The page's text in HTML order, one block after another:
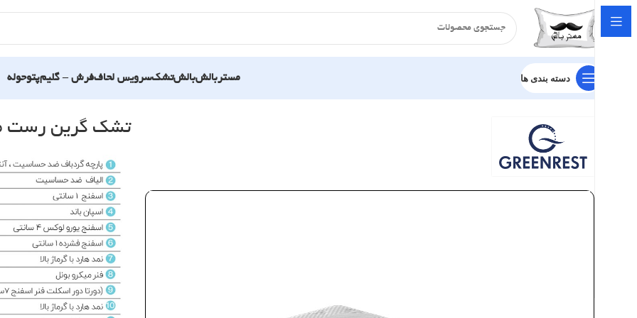
دسته بندی ها مستربالشبالشتشکسرویس لحاففرش – گلیمپتوحوله
خانه تشک طبی فنری
تشک گرین رست